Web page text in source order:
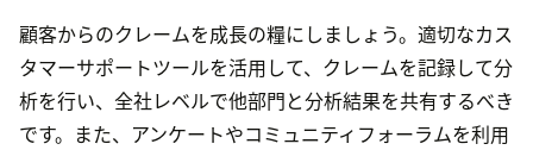
顧客からのクレームを成長の糧にしましょう。適切なカス
タマーサポートツールを活用して、クレームを記録して分
析を行い、全社レベルで他部門と分析結果を共有するべき
です。また、アンケートやコミュニティフォーラムを利用